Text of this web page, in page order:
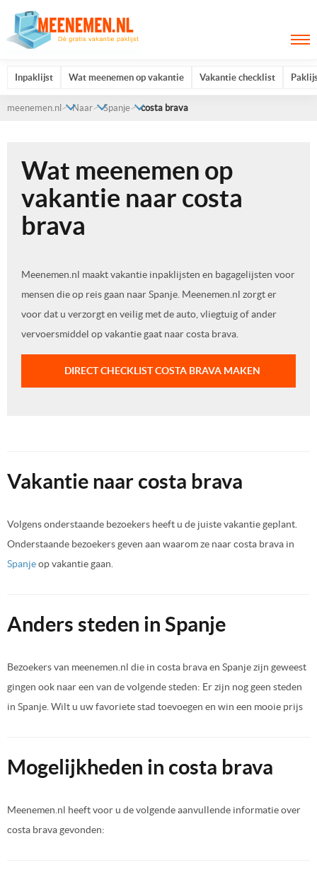
Inpaklijst Wat meenemen op vakantie Vakantie checklist
meenemen.nl Naar Spanje costa brava
Wat meenemen op
vakantie naar costa
brava
Meenemen.nl maakt vakantie inpaklijsten en bagagelijsten voor
mensen die op reis gaan naar Spanje. Meenemen.nl zorgt er
voor dat u verzorgt en veilig met de auto, vliegtuig of ander
vervoersmiddel op vakantie gaat naar costa brava.
DIRECT CHECKLIST COSTA BRAVA MAKEN
Vakantie naar costa brava
Volgens onderstaande bezoekers heeft u de juiste vakantie geplant.
Onderstaande bezoekers geven aan waarom ze naar costa brava in
Spanjeop vakantie gaan.
Anders steden in Spanje
Bezoekers van meenemen.nl die in costa brava en Spanje zijn geweest
gingen ook naar een van de volgende steden: Er zijn nog geen steden
in Spanje. Wilt u uw favoriete stad toevoegen en win een mooie prijs
Mogelijkheden in costa brava
Meenemen.nl heeft voor u de volgende aanvullende informatie over
costa brava gevonden: